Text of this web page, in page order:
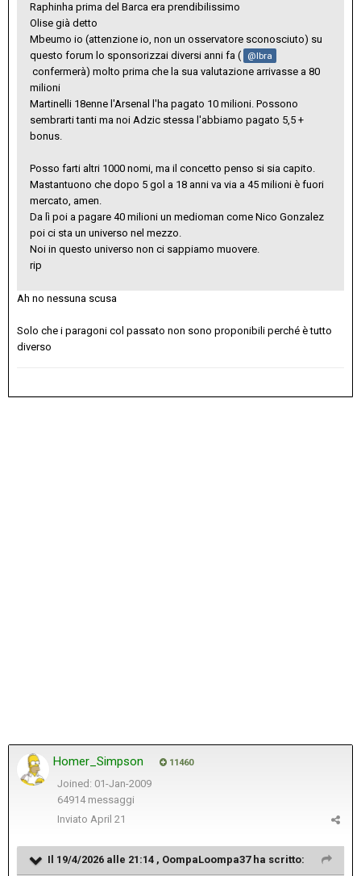
Raphinha prima del Barca era prendibilissimo
Olise già detto
Mbeumo io (attenzione io, non un osservatore sconosciuto) su
questo forum lo sponsorizzai diversi anni fa (
@Ibra
confermerà) molto prima che la sua valutazione arrivasse a 80
milioni
Martinelli 18enne l'Arsenal l'ha pagato 10 milioni. Possono
sembrarti tanti ma noi Adzic stessa l'abbiamo pagato 5,5 +
bonus.
Posso farti altri 1000 nomi, ma il concetto penso si sia capito.
Mastantuono che dopo 5 gol a 18 anni va via a 45 milioni è fuori
mercato, amen.
Da lì poi a pagare 40 milioni un medioman come Nico Gonzalez
poi ci sta un universo nel mezzo.
Noi in questo universo non ci sappiamo muovere.
rip
Ah no nessuna scusa
Solo che i paragoni col passato non sono proponibili perché è tutto
diverso
Homer_Simpson 11460
Joined: 01-Jan-2009
64914 messaggi
Inviato April 21
Il 19/4/2026 alle 21:14 , OompaLoompa37ha scritto: